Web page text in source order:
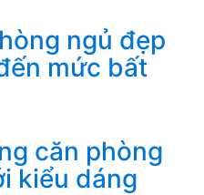
ngủ đẹp
mức bất
căn phòng
kiểu dáng